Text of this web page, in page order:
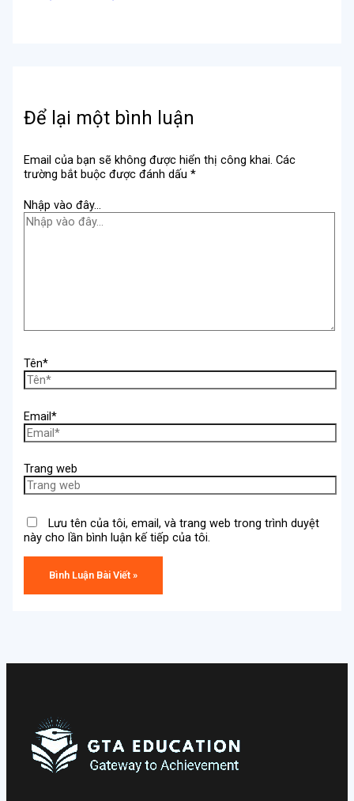
Để lại một bình luận
Email của bạn sẽ không được hiển thị công khai. Các
trường bắt buộc được đánh dấu*
Nhập vào đây...
Tên*
Email*
Trang web
Lưu tên của tôi, email, và trang web trong trình duyệt
này cho lần bình luận kế tiếp của tôi.